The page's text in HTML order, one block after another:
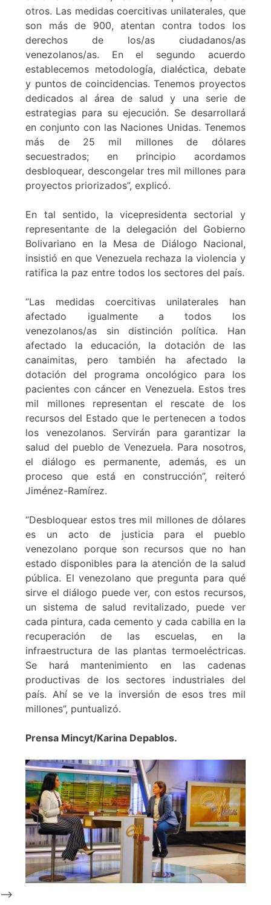
otros. Las medidas coercitivas unilaterales, que
son más de 900, atentan contra todos los
derechos de los/as ciudadanos/as
venezolanos/as. En el segundo acuerdo
establecemos metodología, dialéctica, debate
y puntos de coincidencias. Tenemos proyectos
dedicados al área de salud y una serie de
estrategias para su ejecución. Se desarrollará
en conjunto con las Naciones Unidas. Tenemos
más de 25 mil millones de dólares
secuestrados; en principio acordamos
desbloquear, descongelar tres mil millones para
proyectos priorizados”, explicó.
En tal sentido, la vicepresidenta sectorial y
representante de la delegación del Gobierno
Bolivariano en la Mesa de Diálogo Nacional,
insistió en que Venezuela rechaza la violencia y
ratifica la paz entre todos los sectores del país.
“Las medidas coercitivas unilaterales han
afectado igualmente a todos los
venezolanos/as sin distinción política. Han
afectado la educación, la dotación de las
canaimitas, pero también ha afectado la
dotación del programa oncológico para los
pacientes con cáncer en Venezuela. Estos tres
mil millones representan el rescate de los
recursos del Estado que le pertenecen a todos
los venezolanos. Servirán para garantizar la
salud del pueblo de Venezuela. Para nosotros,
el diálogo es permanente, además, es un
proceso que está en construcción”, reiteró
Jiménez-Ramírez.
“Desbloquear estos tres mil millones de dólares
es un acto de justicia para el pueblo
venezolano porque son recursos que no han
estado disponibles para la atención de la salud
pública. El venezolano que pregunta para qué
sirve el diálogo puede ver, con estos recursos,
un sistema de salud revitalizado, puede ver
cada pintura, cada cemento y cada cabilla en la
recuperación de las escuelas, en la
infraestructura de las plantas termoeléctricas.
Se hará mantenimiento en las cadenas
productivas de los sectores industriales del
país. Ahí se ve la inversión de esos tres mil
millones”, puntualizó.
Prensa Mincyt/Karina Depablos.
-->